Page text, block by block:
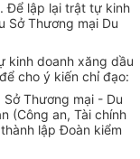
Để lập lại trật tự kinh
Sở Thương mại Du
kinh doanh xăng dầu
cho ý kiến chỉ đạo:
Thương mại - Du
(Công an, Tài chính
lập Đoàn kiểm